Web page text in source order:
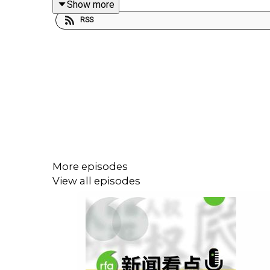
5. 樟木头收容所再次引发关注：消失的8000人真
Show more
RSS
More episodes
View all episodes